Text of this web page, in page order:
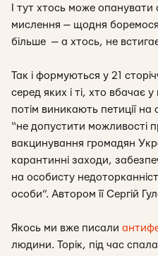
І тут хтось може
мислення — щодня
більше — а хтось, не
Так і формуються у 21
серед яких і ті, хто вбачає
потім виникають петиції
“не допустити можливості
вакцинування громадян
карантинні заходи,
на особисту
особи”. Автором її Сергій
Якось ми вже писали
людини. Торік, під час